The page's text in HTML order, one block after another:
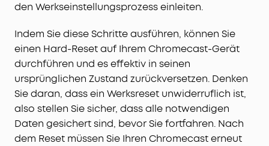
den Werkseinstellungsprozess einleiten.
Indem Sie diese Schritte ausführen, können Sie
einen Hard-Reset auf Ihrem Chromecast-Gerät
durchführen und es effektiv in seinen
ursprünglichen Zustand zurückversetzen. Denken
Sie daran, dass ein Werksreset unwiderruflich ist,
also stellen Sie sicher, dass alle notwendigen
Daten gesichert sind, bevor Sie fortfahren. Nach
dem Reset müssen Sie Ihren Chromecast erneut